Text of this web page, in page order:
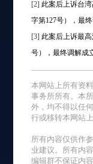
[2] 此案后上诉台
字第127号），最终
[3] 此案后上诉最
号），最终调解成
本网站上所有资
事务所所有。本
外，均不得以任
行或移转本网站上
所有内容仅供作
业建议。所有内
编辑群不保证内